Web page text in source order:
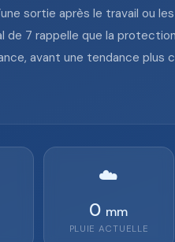
sortie après le travail ou
de 7 rappelle que la
avant une tendance plus
☁️
0 mm
PLUIE ACTUELLE